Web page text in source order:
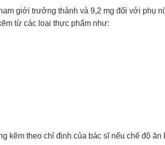
giới trưởng thành và 9,2 mg đối với phụ
từ các loại thực phẩm như:
kẽm theo chỉ định của bác sĩ nếu chế độ ăn